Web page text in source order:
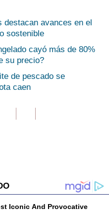
destacan avances en el
sostenible
cayó más de 80%
su precio?
de pescado se
caen